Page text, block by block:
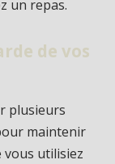
un repas.
de vos
plusieurs
maintenir
vous utilisiez